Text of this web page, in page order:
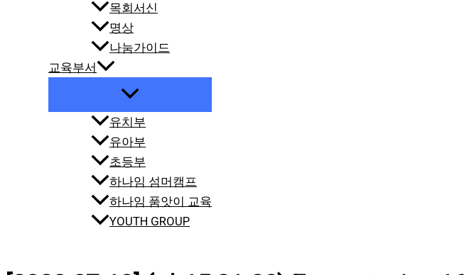
목회서신
명상
나눔가이드
교육부서
유치부
유아부
초등부
하나임 섬머캠프
하나임 품앗이 교육
YOUTH GROUP